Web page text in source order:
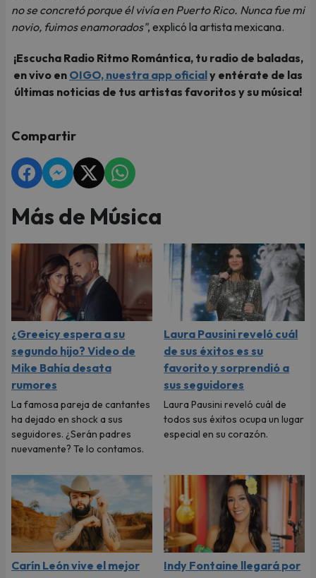
no se concretó porque él vivía en Puerto Rico. Nunca fue mi
novio, fuimos enamorados", explicó la artista mexicana.
¡Escucha Radio Ritmo Romántica, tu radio de baladas,
en vivo en OIGO, nuestra app oficialy entérate de las
últimas noticias de tus artistas favoritos y su música!
Compartir
Más de Música
¿Greeicy espera a su
segundo hijo? Video de
Mike Bahía desata
rumores
La famosa pareja de cantantes
ha dejado en shock a sus
seguidores. ¿Serán padres
nuevamente? Te lo contamos.
Laura Pausini reveló cuál
de sus éxitos es su
favorito y sorprendió a
sus seguidores
Laura Pausini reveló cuál de
todos sus éxitos ocupa un lugar
especial en su corazón.
Carín León vive el mejor
Indy Fontaine llegará por